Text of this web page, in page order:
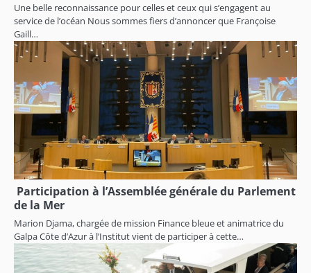
Une belle reconnaissance pour celles et ceux qui s’engagent au
service de l’océan Nous sommes fiers d’annoncer que Françoise
Gaill…
Participation à l’Assemblée générale du Parlement
de la Mer
Marion Djama, chargée de mission Finance bleue et animatrice du
Galpa Côte d’Azur à l’Institut vient de participer à cette…